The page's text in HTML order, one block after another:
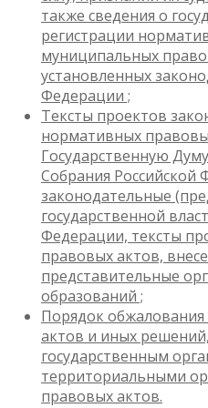
также сведения о
регистрации
муниципальных
установленных
Федерации ;
Тексты проектов
нормативных
Государственную
Собрания Российской
законодательные
государственной
Федерации, тексты
правовых актов,
представительные
образований ;
Порядок
актов и иных
государственным
территориальными
правовых актов.